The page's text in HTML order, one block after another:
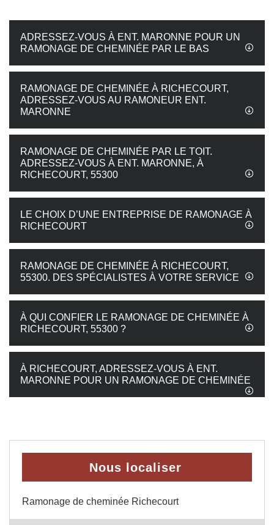
ADRESSEZ-VOUS À ENT. MARONNE POUR UN
RAMONAGE DE CHEMINÉE PAR LE BAS
RAMONAGE DE CHEMINÉE À RICHECOURT,
ADRESSEZ-VOUS AU RAMONEUR ENT.
MARONNE
RAMONAGE DE CHEMINÉE PAR LE TOIT.
ADRESSEZ-VOUS À ENT. MARONNE, À
RICHECOURT, 55300
LE CHOIX D’UNE ENTREPRISE DE RAMONAGE À
RICHECOURT
RAMONAGE DE CHEMINÉE À RICHECOURT,
55300. DES SPÉCIALISTES À VOTRE SERVICE
À QUI CONFIER LE RAMONAGE DE CHEMINÉE À
RICHECOURT, 55300 ?
À RICHECOURT, ADRESSEZ-VOUS À ENT.
MARONNE POUR UN RAMONAGE DE CHEMINÉE
Nous localiser
Ramonage de cheminée Richecourt